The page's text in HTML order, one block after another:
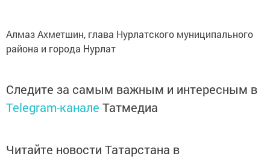
Алмаз Ахметшин, глава Нурлатского муниципального
района и города Нурлат
Следите за самым важным и интересным в
Telegram-канале Татмедиа
Читайте новости Татарстана в